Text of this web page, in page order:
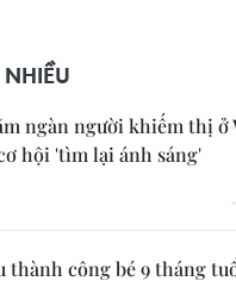
ngàn người khiếm thị ở
hội 'tìm lại ánh sáng'
thành công bé 9 tháng